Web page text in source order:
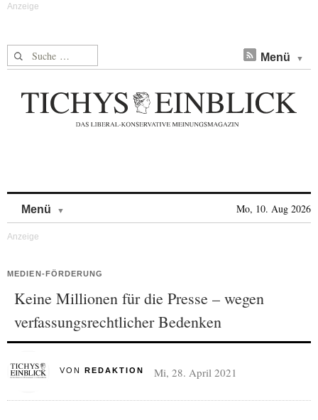
Suche nach: Menü
Menü Mo, 10. Aug 2026
MEDIEN-FÖRDERUNG
Keine Millionen für die Presse – wegen
verfassungsrechtlicher Bedenken
VON REDAKTION Mi, 28. April 2021